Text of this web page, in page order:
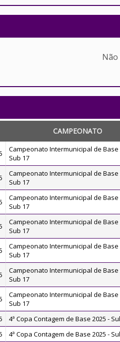
Não
CAMPEONATO
Campeonato Intermunicipal de Base
Sub 17
Campeonato Intermunicipal de Base
Sub 17
Campeonato Intermunicipal de Base
Sub 17
Campeonato Intermunicipal de Base
Sub 17
Campeonato Intermunicipal de Base
Sub 17
Campeonato Intermunicipal de Base
Sub 17
Campeonato Intermunicipal de Base
Sub 17
4ª Copa Contagem de Base 2025 -
4ª Copa Contagem de Base 2025 -